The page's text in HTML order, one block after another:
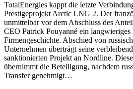
TotalEnergies kappt die letzte
Prestigeprojekt Arctic LNG 2. Der
unmittelbar vor dem Abschluss des
CEO Patrick Pouyanné ein
Firmengeschichte. Abschied von
Unternehmen überträgt seine
sanktionierten Projekt an Nordline.
übernimmt die Beteiligung, nachdem
Transfer genehmigt…